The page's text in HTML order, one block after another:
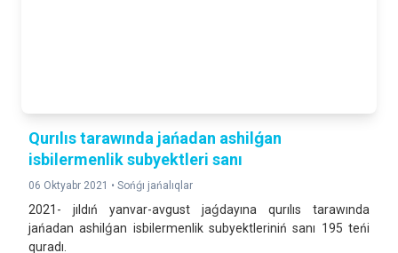
Qurılıs tarawında jańadan ashilǵan
isbilermenlik subyektleri sanı
06 Oktyabr 2021 • Sońǵı jańalıqlar
2021- jıldıń yanvar-avgust jaǵdayına qurılıs tarawında
jańadan ashilǵan isbilermenlik subyektleriniń sanı 195 teńi
quradı.